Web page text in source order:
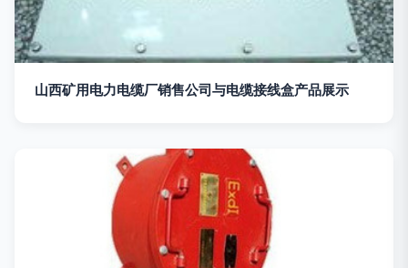
山西矿用电力电缆厂销售公司与电缆接线盒产品展示